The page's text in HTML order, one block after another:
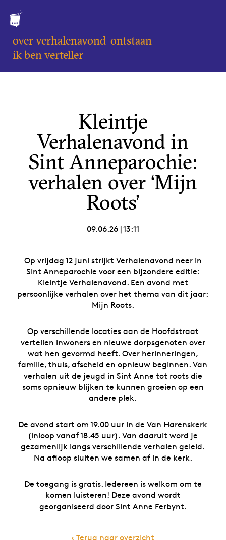
over verhalenavond ontstaan
ik ben verteller
Kleintje
Verhalenavond in
Sint Anneparochie:
verhalen over ‘Mijn
Roots’
09.06.26|13:11
Op vrijdag 12 juni strijkt Verhalenavond neer in
Sint Anneparochie voor een bijzondere editie:
Kleintje Verhalenavond. Een avond met
persoonlijke verhalen over het thema van dit jaar:
Mijn Roots.
Op verschillende locaties aan de Hoofdstraat
vertellen inwoners en nieuwe dorpsgenoten over
wat hen gevormd heeft. Over herinneringen,
familie, thuis, afscheid en opnieuw beginnen. Van
verhalen uit de jeugd in Sint Anne tot roots die
soms opnieuw blijken te kunnen groeien op een
andere plek.
De avond start om 19.00 uur in de Van Harenskerk
(inloop vanaf 18.45 uur). Van daaruit word je
gezamenlijk langs verschillende verhalen geleid.
Na afloop sluiten we samen af in de kerk.
De toegang is gratis. Iedereen is welkom om te
komen luisteren! Deze avond wordt
georganiseerd door Sint Anne Ferbynt.
‹ Terug naar overzicht